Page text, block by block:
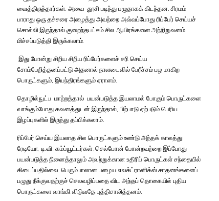
வைத்திருந்தார்கள் அவை தூசி படிந்து பழுதாகக் கிடந்தன சிரமம்
பாராது ஒரு தச்சரை அழைத்து அவற்றை அவ்வப்போது ரிப்பேர் செய்யச்
சொல்லி இருந்தால் குறைந்தபட்சம் சில ஆயிரங்களை அந்நிறுவனம்
மிச்சப்படுத்தி இருக்கலாம்
இது போன்று சிறிய சிறிய ரிப்பேர்களைச் சரி செய்ய
சோம்பேறித்தனப்பட்டு அதனால் நாளடைவில் பேரீச்சம் பழ மாகிற
பொருட்களும் இயந்திரங்களும் ஏராளம்
தொழில்நுட்ப மாற்றத்தால் பயன்படுத்த இயலாமல் போகும் பொருட்களை
வாங்கும்போது கவனத்துடன் இருந்தால் பிற்பாடு ஏற்படும் பெரிய
இழப்புகளில் இருந்து தப்பிக்கலாம்
ரிப்பேர் செய்ய இயலாத சில பொருட்களும் உண்டு அந்தக் காலத்து
ரேடியோ டி வி கம்ப்யூட்டர்கள் செல்போன் போன்றவற்றை இப்போது
பயன்படுத்த நினைத்தாலும் அவற்றுக்கான உதிரிப் பொருட்கள் சந்தையில்
கிடைப்பதில்லை பெரும்பாலான பழைய எலக்ட்ரானிக்ஸ் சாதனங்களைப்
பழுது நீக்குவதற்குச் செலவழிப்பதை விட அந்தப் தொகையில் புதிய
பொருட்களை வாங்கி விடுவதே புத்திசாலித்தனம்